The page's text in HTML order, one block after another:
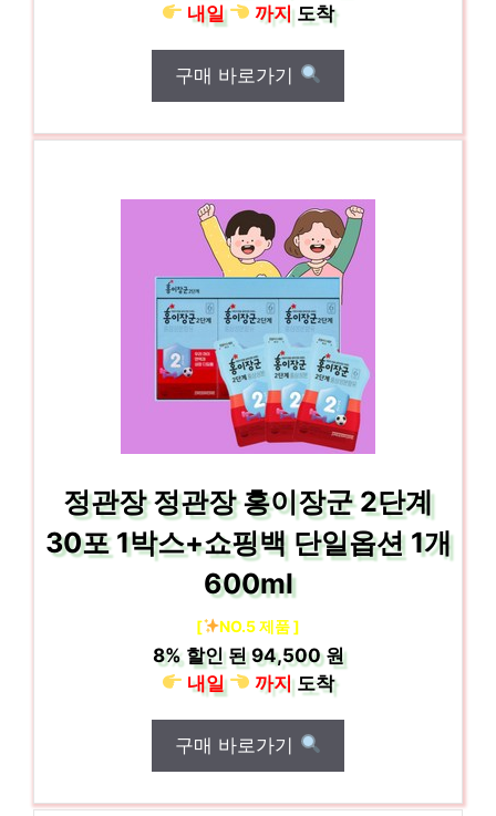
내일
까지도착
구매 바로가기
정관장 정관장 홍이장군 2단계
30포 1박스+쇼핑백 단일옵션 1개
600ml
[ NO.5 제품 ]
8%할인 된94,500 원
내일
까지도착
구매 바로가기